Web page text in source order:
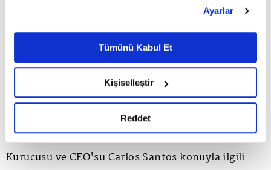
belirleyebilirsiniz. Çerezlere ilişkin detaylı bilgi için
Ayarlar butonuna tıklayabilir,Çerez Bilgilendirme
Metnimizi ziyaret edebilirsiniz.
6698 sayılı Kişisel Verilerin Korunması Kanunu uyarınca
okumak ve sitemizi ziyaretiniz kapsamında
gerçekleştirilen veri işleme faaliyetleri ile ilgili daha
detaylı bilgi almak için lütfentıklayınız.
Ayarlar
Tümünü Kabul Et
Kişiselleştir
Reddet
Türkiye, büyük potansiyele sahip güçlü bir ülke
Amerika, İngiltere, Brezilya gibi çeşitli pazarlardaki
önemli başarılarının ardından, Türkiye'yi bölgesel
ve küresel ekonomi için cazip bir finansman
merkezi olarak gördüklerini belirten Ethos
Kurucusu ve CEO'su Carlos Santos konuyla ilgili